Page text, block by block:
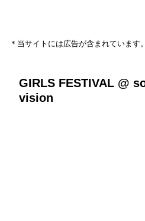
＊当サイトには広告が含まれています。
GIRLS FESTIVAL @
vision